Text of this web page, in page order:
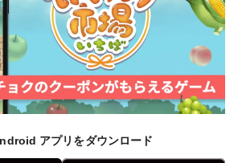
アプリをダウンロード